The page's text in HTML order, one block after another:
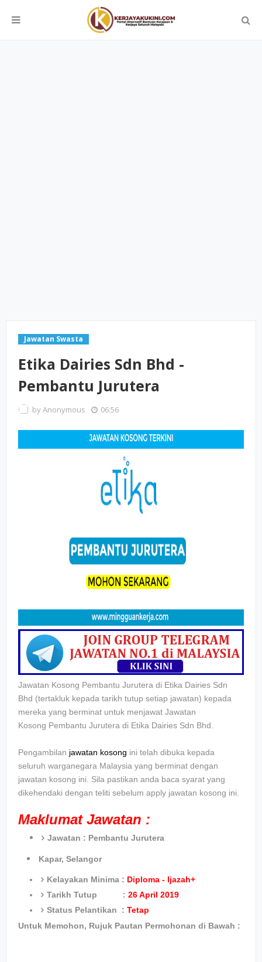
Jawatan Swasta
Etika Dairies Sdn Bhd -
Pembantu Jurutera
byAnonymous 06:56
Jawatan Kosong Pembantu Jurutera di Etika Dairies Sdn
Bhd (tertakluk kepada tarikh tutup setiap jawatan) kepada
mereka yang berminat untuk menjawat Jawatan
Kosong Pembantu Jurutera di Etika Dairies Sdn Bhd.
Pengambilan jawatan kosong ini telah dibuka kepada
seluruh warganegara Malaysia yang berminat dengan
jawatan kosong ini. Sila pastikan anda baca syarat yang
dikehendaki dengan teliti sebelum apply jawatan kosong ini.
Maklumat Jawatan :
Jawatan : Pembantu Jurutera
Kapar, Selangor
Kelayakan Minima : Diploma - Ijazah+
Tarikh Tutup : 26 April 2019
Status Pelantikan : Tetap
Untuk Memohon, Rujuk Pautan Permohonan di Bawah :